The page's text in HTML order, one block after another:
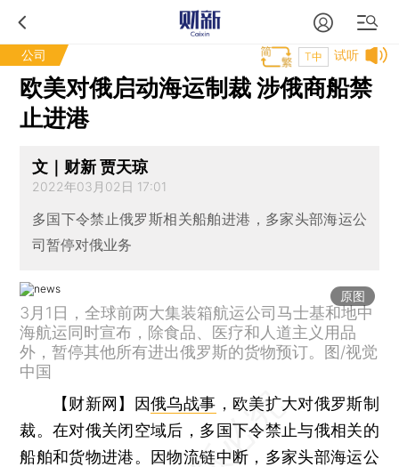
公司 试听
T中
欧美对俄启动海运制裁 涉俄商船禁
止进港
文｜财新 贾天琼
2022年03月02日 17:01
多国下令禁止俄罗斯相关船舶进港，多家头部海运公
司暂停对俄业务
原图
3月1日，全球前两大集装箱航运公司马士基和地中
海航运同时宣布，除食品、医疗和人道主义用品
外，暂停其他所有进出俄罗斯的货物预订。图/视觉
中国
【财新网】
因俄乌战事 ，欧美扩大对俄罗斯制
裁。在对俄关闭空域后，多国下令禁止与俄相关的
船舶和货物进港。因物流链中断，多家头部海运公